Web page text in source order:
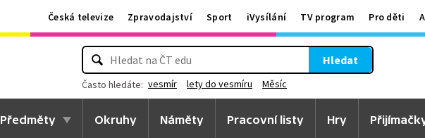
Česká televize Zpravodajství Sport iVysílání TV program Pro děti
Hledat
Často hledáte: vesmír lety do vesmíru Měsíc
Předměty Okruhy Náměty Pracovní listy Hry